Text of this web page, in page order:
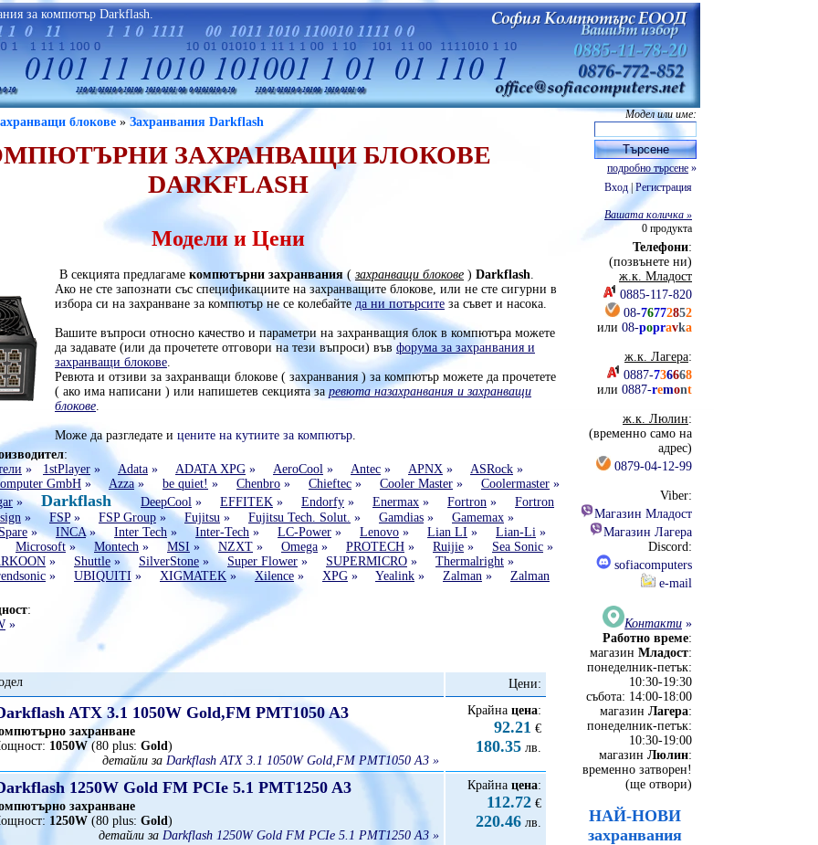
за компютър Darkflash.
блокове »Захранвания Darkflash
ЗАХРАНВАЩИ БЛОКОВЕ
DARKFLASH
Модели и Цени
В секцията предлагаме компютърни захранвания(захранващи блокове ) Darkflash.
Ако не сте запознати със спецификациите на захранващите блокове, или не сте сигурни в
избора си на захранване за компютър не се колебайте да ни потърсите за съвет и насока.
Вашите въпроси относно качество и параметри на захранващия блок в компютъра можете
да задавате (или да прочетете отговори на тези въпроси) във форума за захранвания и
захранващи блокове.
Ревюта и отзиви за захранващи блокове ( захранвания ) за компютър можете да прочетете
( ако има написани ) или напишетев секцията заревюта назахранвания и захранващи
блокове.
Може да разгледате и цените на кутиите за компютър.
:
» 1stPlayer » Adata » ADATA XPG » AeroCool » Antec » APNX » ASRock »
GmbH » Azza» be quiet! » Chenbro » Chieftec » Cooler Master » Coolermaster »
» Darkflash DeepCool » EFFITEK » Endorfy » Enermax » Fortron »
Fortron
» FSP» FSP Group » Fujitsu » Fujitsu Tech. Solut. » Gamdias » Gamemax »
» INCA» Inter Tech » Inter-Tech » LC-Power » Lenovo » Lian LI » Lian-Li »
Microsoft» Montech » MSI » NZXT » Omega » PROTECH » Ruijie » Sea Sonic »
» Shuttle » SilverStone » Super Flower » SUPERMICRO » Thermalright »
» UBIQUITI » XIGMATEK » Xilence » XPG » Yealink » Zalman »
Zalman
:
»
Цени:
ATX 3.1 1050W Gold,FM PMT1050 A3
захранване
1050W(80 plus: Gold)
детайли за Darkflash ATX 3.1 1050W Gold,FM PMT1050 A3 »
Крайна цена:
92.21 €
180.35 лв.
1250W Gold FM PCIe 5.1 PMT1250 A3
захранване
1250W (80 plus: Gold)
детайли за Darkflash 1250W Gold FM PCIe 5.1 PMT1250 A3 »
Крайна цена:
112.72 €
220.46 лв.
Модел или име:
подробно търсене »
Вход Регистрация
Вашата количка »
0 продукта
Телефони:
(позвънете ни)
ж.к. Младост
0885-117-820
08-76772852
или 08-popravka
ж.к. Лагера:
0887-736668
или 0887-remont
ж.к. Люлин:
(временно само на
адрес)
0879-04-12-99
Viber:
Магазин Младост
Магазин Лагера
Discord:
sofiacomputers
e-mail
Контакти »
Работно време:
магазин Младост:
понеделник-петък:
10:30-19:30
събота: 14:00-18:00
магазин Лагера:
понеделник-петък:
10:30-19:00
магазин Люлин:
временно затворен!
(ще отвори)
НАЙ-НОВИ
захранвания